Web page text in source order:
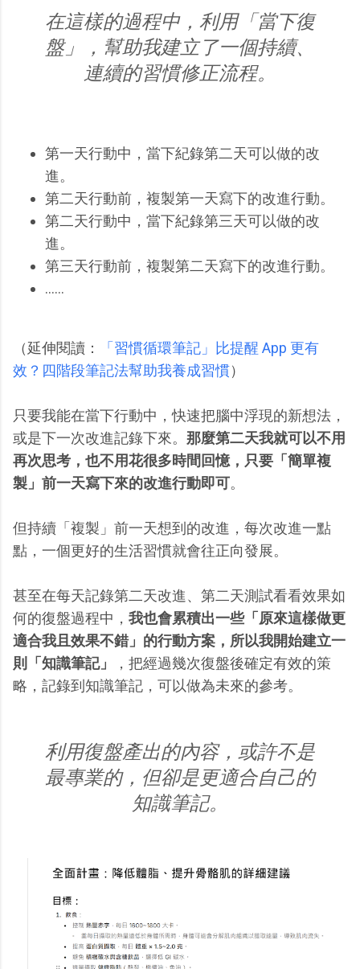
在這樣的過程中，利用「當下復
盤」，幫助我建立了一個持續、
連續的習慣修正流程。
第一天行動中，當下紀錄第二天可以做的改
進。
第二天行動前，複製第一天寫下的改進行動。
第二天行動中，當下紀錄第三天可以做的改
進。
第三天行動前，複製第二天寫下的改進行動。
......
（延伸閱讀：
「習慣循環筆記」比提醒 App 更有
效？四階段筆記法幫助我養成習慣）
只要我能在當下行動中，快速把腦中浮現的新想法，
或是下一次改進記錄下來。 那麼第二天我就可以不用
再次思考，也不用花很多時間回憶，只要「簡單複
製」前一天寫下來的改進行動即可。
但持續「複製」前一天想到的改進，每次改進一點
點，一個更好的生活習慣就會往正向發展。
甚至在每天記錄第二天改進、第二天測試看看效果如
何的復盤過程中， 我也會累積出一些「原來這樣做更
適合我且效果不錯」的行動方案，所以我開始建立一
則「知識筆記」
，把經過幾次復盤後確定有效的策
略，記錄到知識筆記，可以做為未來的參考。
利用復盤產出的內容，或許不是
最專業的，但卻是更適合自己的
知識筆記。